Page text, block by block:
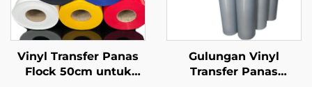
Vinyl Transfer Panas
Flock 50cm untuk
Gulungan Vinyl
Transfer Panas